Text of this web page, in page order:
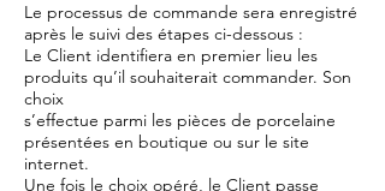
Le processus de commande sera enregistré
après le suivi des étapes ci-dessous :
Le Client identifiera en premier lieu les
produits qu’il souhaiterait commander. Son
choix
s’effectue parmi les pièces de porcelaine
présentées en boutique ou sur le site
internet.
Une fois le choix opéré, le Client passe